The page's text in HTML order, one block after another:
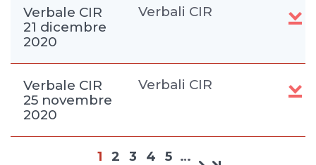
Verbale CIR
21 dicembre
2020
Verbali CIR
Verbale CIR
25 novembre
2020
Verbali CIR
1 2 3 4 5 …